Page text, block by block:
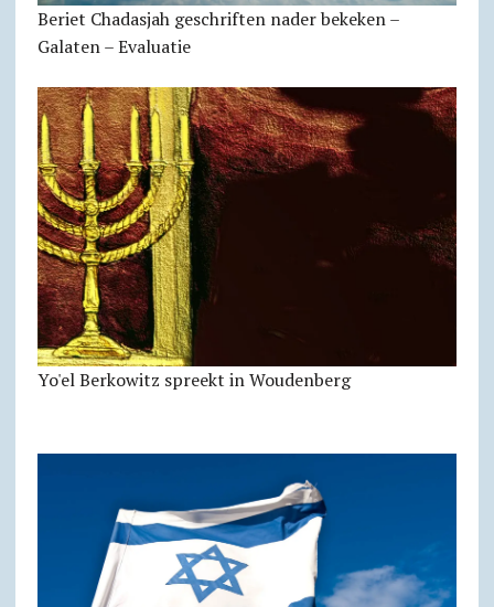
Beriet Chadasjah geschriften nader bekeken –
Galaten – Evaluatie
Yo'el Berkowitz spreekt in Woudenberg